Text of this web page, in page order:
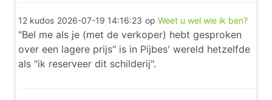
12 kudos 2026-07-19 14:16:23 op Weet u wel wie ik ben?
"Bel me als je (met de verkoper) hebt gesproken
over een lagere prijs" is in Pijbes' wereld hetzelfde
als "ik reserveer dit schilderij".